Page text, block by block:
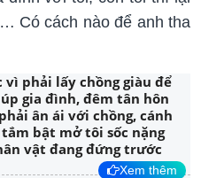
Có cách nào để anh tha
vì phải lấy chồng giàu để
gia đình, đêm tân hôn
ân ái với chồng, cánh
bật mở tôi sốc nặng
vật đang đứng trước
Xem thêm